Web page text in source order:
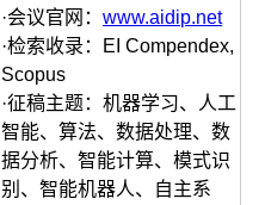
·会议官网：www.aidip.net
·检索收录：EI Compendex,
Scopus
·征稿主题：机器学习、人工
智能、算法、数据处理、数
据分析、智能计算、模式识
别、智能机器人、自主系